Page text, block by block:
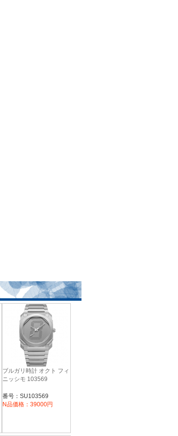
ブルガリ時計 オクト フィ
ニッシモ 103569
番号：SU103569
N品価格：39000円